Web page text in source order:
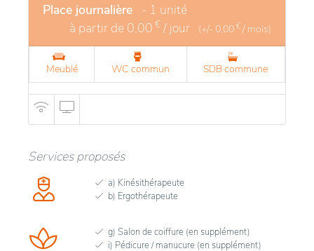
Place journalière - 1 unité
à partir de 0,00 € / jour (+/- 0,00 € / mois)
Meublé WC commun SDB commune
Services proposés
a) Kinésithérapeute
b) Ergothérapeute
g) Salon de coiffure (en supplément)
i) Pédicure / manucure (en supplément)